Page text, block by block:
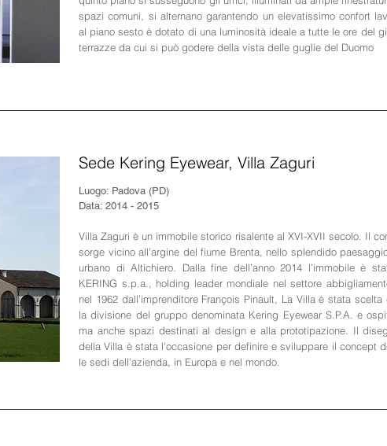
spazi comuni, si alternano garantendo un elevatissimo confort
al piano sesto è dotato di una luminosità ideale a tutte le ore del
terrazze da cui si può godere della vista delle guglie del Duomo
Sede Kering Eyewear, Villa Zaguri
Luogo: Padova (PD)
Data: 2014 - 2015
Villa Zaguri è un immobile storico risalente al XVI-XVII secolo. Il
sorge vicino all’argine del fiume Brenta, nello splendido
urbano di Altichiero. Dalla fine dell’anno 2014 l’immobile è
KERING s.p.a., holding leader mondiale nel settore
nel 1962 dall’imprenditore François Pinault, La Villa è stata
la divisione del gruppo denominata Kering Eyewear S.P.A. e
ma anche spazi destinati al design e alla prototipazione. Il
della Villa è stata l'occasione per definire e sviluppare il concept
le sedi dell'azienda, in Europa e nel mondo.